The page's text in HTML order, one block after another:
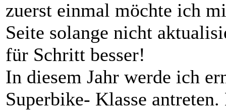
zuerst einmal möchte ich
Seite solange nicht
für Schritt besser!
In diesem Jahr werde ich
Superbike- Klasse